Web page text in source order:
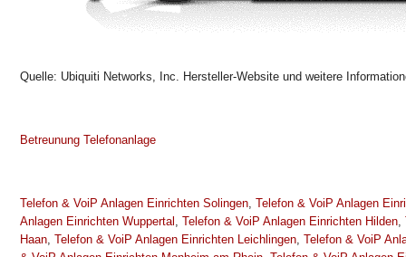
Quelle: Ubiquiti Networks, Inc. Hersteller-Website und weitere
Betreunung Telefonanlage
Telefon & VoiP Anlagen Einrichten Solingen Telefon & VoiP Anlagen
Anlagen Einrichten Wuppertal Telefon & VoiP Anlagen Einrichten Hilden
Haan Telefon & VoiP Anlagen Einrichten Leichlingen Telefon & VoiP